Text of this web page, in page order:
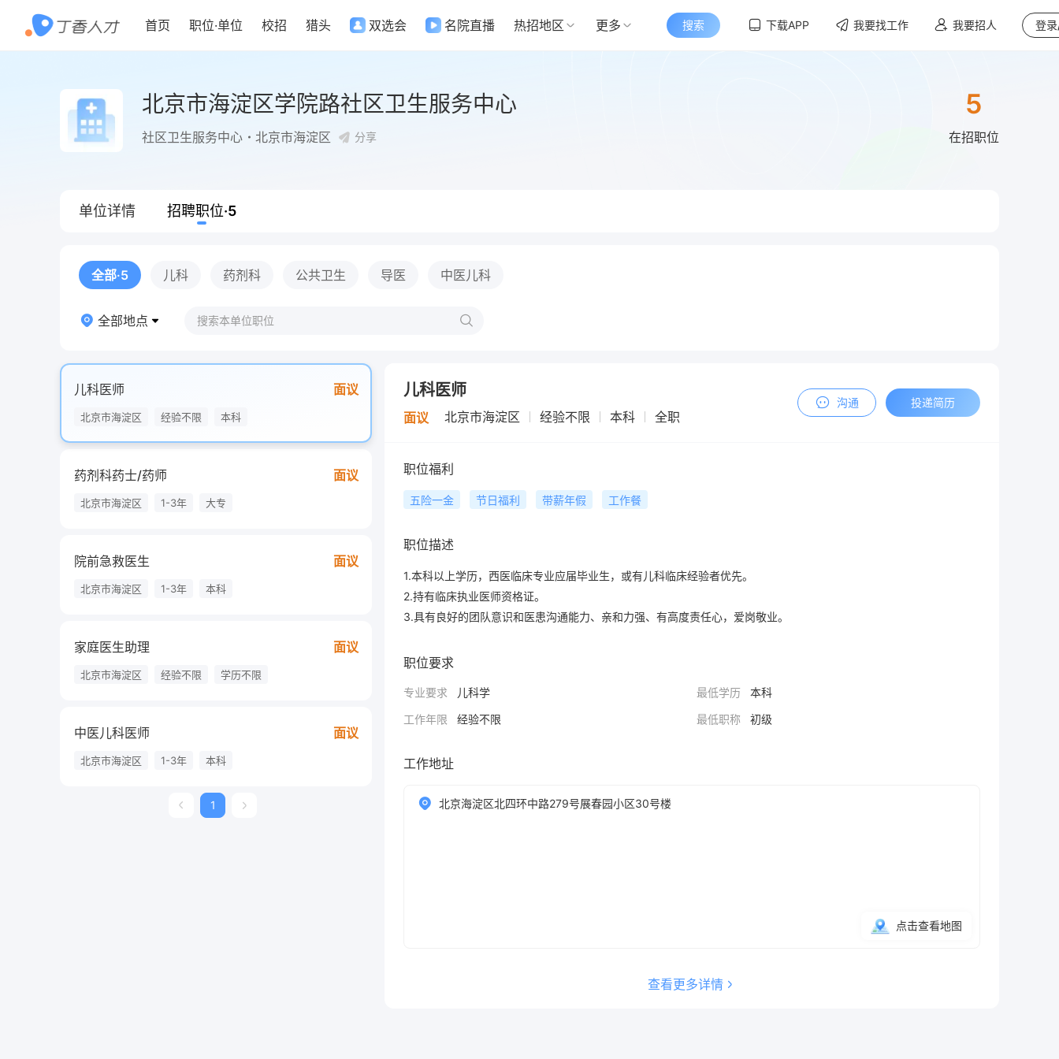
首页 职位·单位 校招 猎头 双选会 名院直播 热招地区 更多 搜索 下载APP 我要找工作 我要招人 登
北京市海淀区学院路社区卫生服务中心
社区卫生服务中心 北京市海淀区 分享
5
在招职位
单位详情 招聘职位·5
全部·5 儿科 药剂科 公共卫生 导医 中医儿科
全部地点
儿科医师 面议
北京市海淀区 经验不限 本科
药剂科药士/药师 面议
北京市海淀区 1-3年 大专
院前急救医生 面议
北京市海淀区 1-3年 本科
家庭医生助理 面议
北京市海淀区 经验不限 学历不限
中医儿科医师 面议
北京市海淀区 1-3年 本科
1
儿科医师
面议 北京市海淀区 经验不限 本科 全职
沟通 投递简历
职位福利
五险一金 节日福利 带薪年假 工作餐
职位描述
1.本科以上学历，西医临床专业应届毕业生，或有儿科临床经验者优先。
2.持有临床执业医师资格证。
3.具有良好的团队意识和医患沟通能力、亲和力强、有高度责任心，爱岗敬业。
职位要求
专业要求 儿科学 最低学历
本科
工作年限
经验不限 最低职称 初级
工作地址
北京海淀区北四环中路279号展春园小区30号楼
点击查看地图
查看更多详情